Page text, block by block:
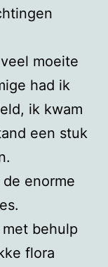
moeite
had ik
ik kwam
een stuk
enorme
behulp
flora